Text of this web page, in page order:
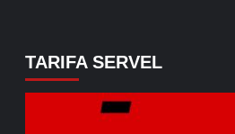
TARIFA SERVEL